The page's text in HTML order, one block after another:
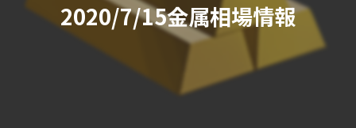
2020/7/15金属相場情報